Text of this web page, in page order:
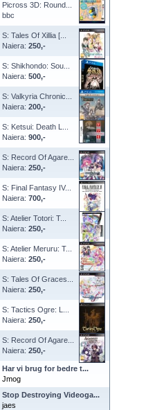
Picross 3D: Round...
bbc
S: Tales Of Xillia [...
Naiera: 250,-
S: Shikhondo: Sou...
Naiera: 500,-
S: Valkyria Chronic...
Naiera: 200,-
S: Ketsui: Death L...
Naiera: 900,-
S: Record Of Agare...
Naiera: 250,-
S: Final Fantasy IV...
Naiera: 700,-
S: Atelier Totori: T...
Naiera: 250,-
S: Atelier Meruru: T...
Naiera: 250,-
S: Tales Of Graces...
Naiera: 250,-
S: Tactics Ogre: L...
Naiera: 250,-
S: Record Of Agare...
Naiera: 250,-
Har vi brug for bedre t...
Jmog
Stop Destroying Videoga...
jaes